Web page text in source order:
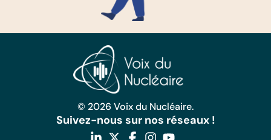
© 2026 Voix du Nucléaire.
Suivez-nous sur nos réseaux !